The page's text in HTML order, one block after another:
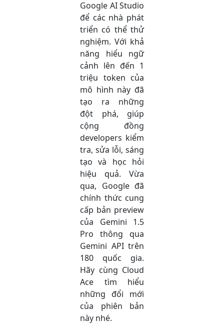
Google AI Studio
để các nhà phát
triển có thể thử
nghiệm. Với khả
năng hiểu ngữ
cảnh lên đến 1
triệu token của
mô hình này đã
tạo ra những
đột phá, giúp
cộng đồng
developers kiểm
tra, sửa lỗi, sáng
tạo và học hỏi
hiệu quả. Vừa
qua, Google đã
chính thức cung
cấp bản preview
của Gemini 1.5
Pro thông qua
Gemini API trên
180 quốc gia.
Hãy cùng Cloud
Ace tìm hiểu
những đổi mới
của phiên bản
này nhé.